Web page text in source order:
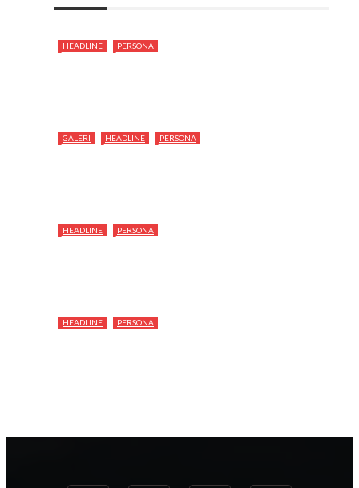
HEADLINE PERSONA
GALERI HEADLINE PERSONA
HEADLINE PERSONA
HEADLINE PERSONA